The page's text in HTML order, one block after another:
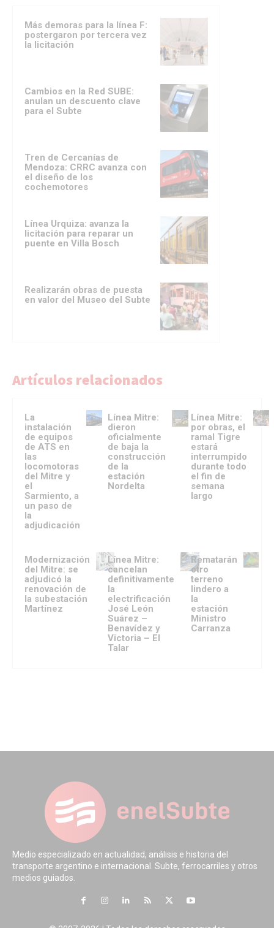
Más demoras para la línea F:
postergaron por tercera vez
la licitación
Cambios en la Red SUBE:
anulan un descuento clave
para el Subte
Tren de Cercanías de
Mendoza: CRRC avanza con
el diseño de los
cochemotores
Línea Urquiza: avanza la
licitación para reparar un
puente en Villa Bosch
Realizarán obras de puesta
en valor del Museo del Subte
Artículos relacionados
La
instalación
de equipos
de ATS en
las
locomotoras
del Mitre y
el
Sarmiento, a
un paso de
la
adjudicación
Línea Mitre:
dieron
oficialmente
de baja la
construcción
de la
estación
Nordelta
Línea Mitre:
por obras, el
ramal Tigre
estará
interrumpido
durante todo
el fin de
semana
largo
Modernización
del Mitre: se
adjudicó la
renovación de
la subestación
Martínez
Línea Mitre:
cancelan
definitivamente
la
electrificación
José León
Suárez –
Benavídez y
Victoria – El
Talar
Rematarán
otro
terreno
lindero a
la
estación
Ministro
Carranza
Medio especializado en actualidad, análisis e historia del
transporte argentino e internacional. Subte, ferrocarriles y otros
medios guiados.